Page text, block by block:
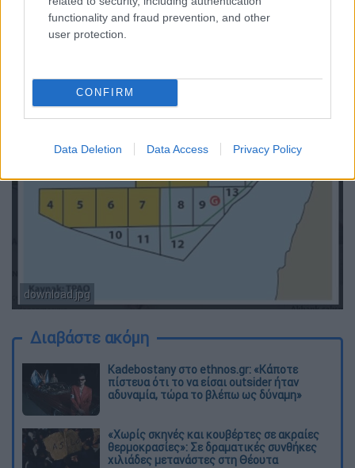
functionality and fraud prevention, and other
user protection.
CONFIRM
Data Deletion Data Access Privacy Policy
download.jpg
Διαβάστε ακόμη
Kadebostany στο ethnos.gr: «Κάποτε
πίστευα ότι το να είσαι outsider ήταν
αδυναμία, τώρα το βλέπω ως δύναμη»
«Χωρίς σκηνές και κουβέρτες σε ακραίες
θερμοκρασίες»: Σε δραματικές συνθήκες
χιλιάδες μετανάστες στη Θέουτα